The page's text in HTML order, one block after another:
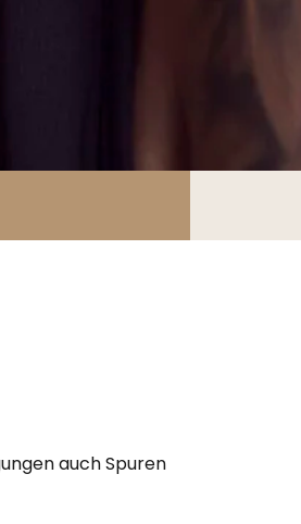
auch Spuren